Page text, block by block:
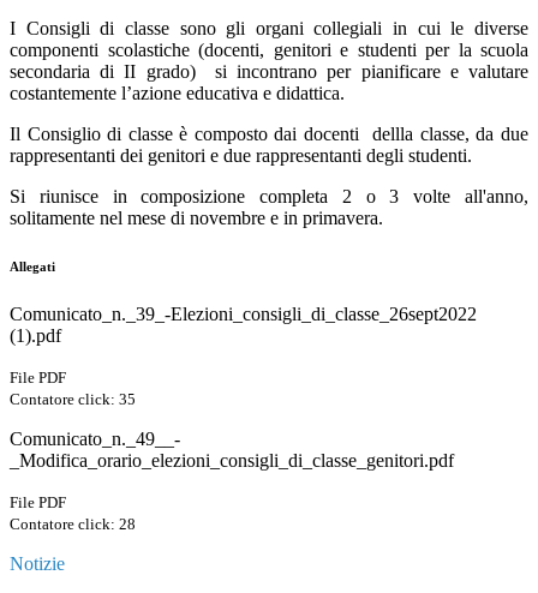
I Consigli di classe sono gli organi collegiali in cui le diverse
componenti scolastiche (docenti, genitori e studenti per la scuola
secondaria di II grado) si incontrano per pianificare e valutare
costantemente l’azione educativa e didattica.
Il Consiglio di classe è composto dai docenti dellla classe, da due
rappresentanti dei genitori e due rappresentanti degli studenti.
Si riunisce in composizione completa 2 o 3 volte all'anno,
solitamente nel mese di novembre e in primavera.
Allegati
Comunicato_n._39_-Elezioni_consigli_di_classe_26sept2022
(1).pdf
File PDF
Contatore click: 35
Comunicato_n._49__-
_Modifica_orario_elezioni_consigli_di_classe_genitori.pdf
File PDF
Contatore click: 28
Notizie